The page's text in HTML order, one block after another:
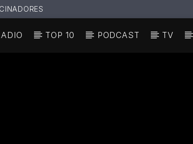
TOP 10 PODCAST TV